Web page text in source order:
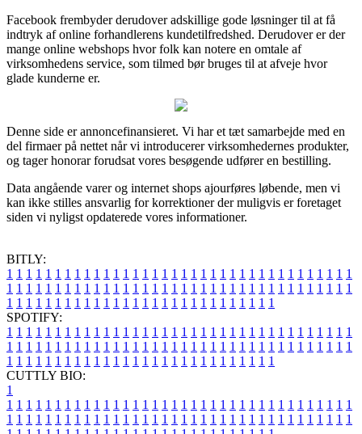
Facebook frembyder derudover adskillige gode løsninger til at få
indtryk af online forhandlerens kundetilfredshed. Derudover er der
mange online webshops hvor folk kan notere en omtale af
virksomhedens service, som tilmed bør bruges til at afveje hvor
glade kunderne er.
Denne side er annoncefinansieret. Vi har et tæt samarbejde med en
del firmaer på nettet når vi introducerer virksomhedernes produkter,
og tager honorar forudsat vores besøgende udfører en bestilling.
Data angående varer og internet shops ajourføres løbende, men vi
kan ikke stilles ansvarlig for korrektioner der muligvis er foretaget
siden vi nyligst opdaterede vores informationer.
BITLY:
1 1 1 1 1 1 1 1 1 1 1 1 1 1 1 1 1 1 1 1 1 1 1 1 1 1 1 1 1 1 1 1 1 1 1 1
1 1 1 1 1 1 1 1 1 1 1 1 1 1 1 1 1 1 1 1 1 1 1 1 1 1 1 1 1 1 1 1 1 1 1 1
1 1 1 1 1 1 1 1 1 1 1 1 1 1 1 1 1 1 1 1 1 1 1 1 1 1 1 1
SPOTIFY:
1 1 1 1 1 1 1 1 1 1 1 1 1 1 1 1 1 1 1 1 1 1 1 1 1 1 1 1 1 1 1 1 1 1 1 1
1 1 1 1 1 1 1 1 1 1 1 1 1 1 1 1 1 1 1 1 1 1 1 1 1 1 1 1 1 1 1 1 1 1 1 1
1 1 1 1 1 1 1 1 1 1 1 1 1 1 1 1 1 1 1 1 1 1 1 1 1 1 1 1
CUTTLY BIO:
1
1 1 1 1 1 1 1 1 1 1 1 1 1 1 1 1 1 1 1 1 1 1 1 1 1 1 1 1 1 1 1 1 1 1 1 1
1 1 1 1 1 1 1 1 1 1 1 1 1 1 1 1 1 1 1 1 1 1 1 1 1 1 1 1 1 1 1 1 1 1 1 1